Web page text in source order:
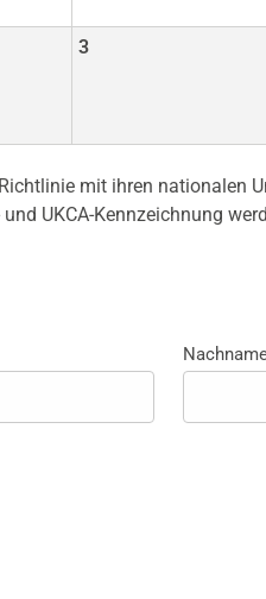
3
mit ihren nationalen
UKCA-Kennzeichnung